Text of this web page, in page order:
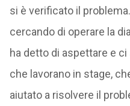
si è verificato il
cercando di operare la
ha detto di aspettare e
che lavorano in stage,
aiutato a risolvere il